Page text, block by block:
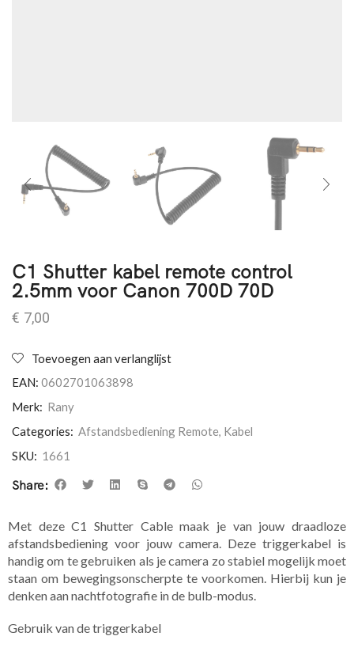
C1 Shutter kabel remote control
2.5mm voor Canon 700D 70D
€ 7,00
Toevoegen aan verlanglijst
EAN: 0602701063898
Merk: Rany
Categories: Afstandsbediening Remote, Kabel
SKU: 1661
Share:
​Met deze C1 Shutter Cable maak je van jouw draadloze
afstandsbediening voor jouw camera. Deze triggerkabel is
handig om te gebruiken als je camera zo stabiel mogelijk moet
staan om bewegingsonscherpte te voorkomen. Hierbij kun je
denken aan nachtfotografie in de bulb-modus.
Gebruik van de triggerkabel